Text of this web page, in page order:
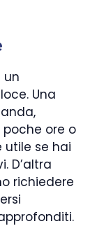
un
Una
ore o
utile se hai
D’altra
richiedere